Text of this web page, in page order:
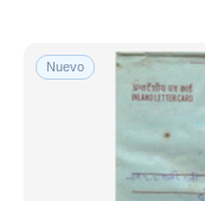
Mundo entero
Nuevo